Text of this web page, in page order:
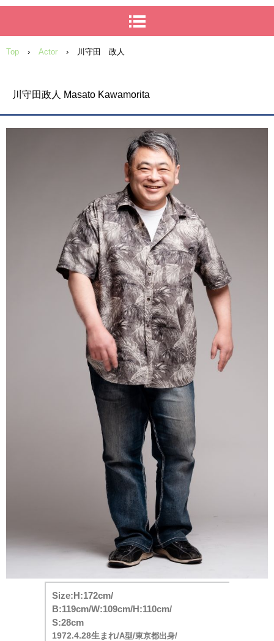
Top › Actor › 川守田 政人
川守田政人 Masato Kawamorita
Size:H:172cm/
B:119cm/W:109cm/H:110cm/
S:28cm
1972.4.28生まれ/A型/東京都出身/